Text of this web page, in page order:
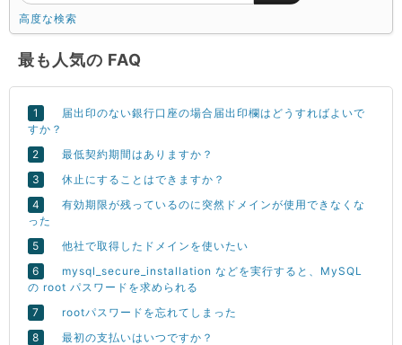
高度な検索
最も人気の FAQ
届出印のない銀行口座の場合届出印欄はどうすればよいで
すか？
最低契約期間はありますか？
休止にすることはできますか？
有効期限が残っているのに突然ドメインが使用できなくな
った
他社で取得したドメインを使いたい
mysql_secure_installation などを実行すると、MySQL
の root パスワードを求められる
rootパスワードを忘れてしまった
最初の支払いはいつですか？